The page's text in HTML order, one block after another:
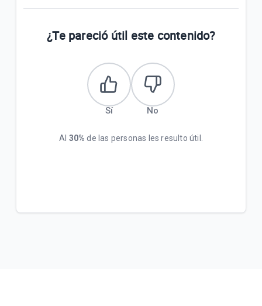
¿Te pareció útil este contenido?
Sí No
Al 30% de las personas les resulto útil.